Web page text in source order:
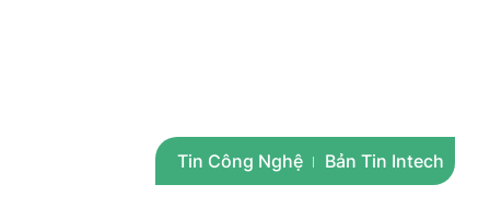
Tin Công Nghệ Bản Tin Intech